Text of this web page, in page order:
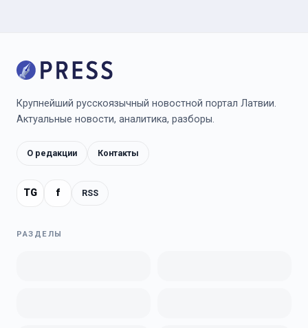
Крупнейший русскоязычный новостной портал Латвии.
Актуальные новости, аналитика, разборы.
О редакции Контакты
TG f RSS
РАЗДЕЛЫ